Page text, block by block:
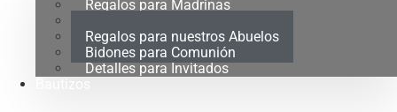
Regalos para Madrinas
Regalos para nuestros Abuelos
Bidones para Comunión
Detalles para Invitados